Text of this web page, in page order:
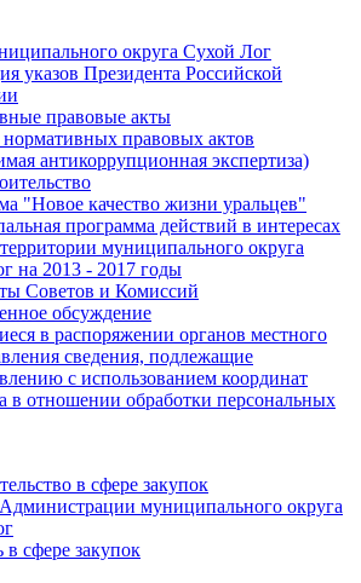
округа Сухой Лог
указов Президента Российской
правовые акты
правовых актов
антикоррупционная экспертиза)
"Новое качество жизни уральцев"
программа действий в интересах
муниципального округа
на 2013 - 2017 годы
Советов и Комиссий
обсуждение
в распоряжении органов местного
сведения, подлежащие
с использованием координат
в отношении обработки персональных
в сфере закупок
муниципального округа
в сфере закупок